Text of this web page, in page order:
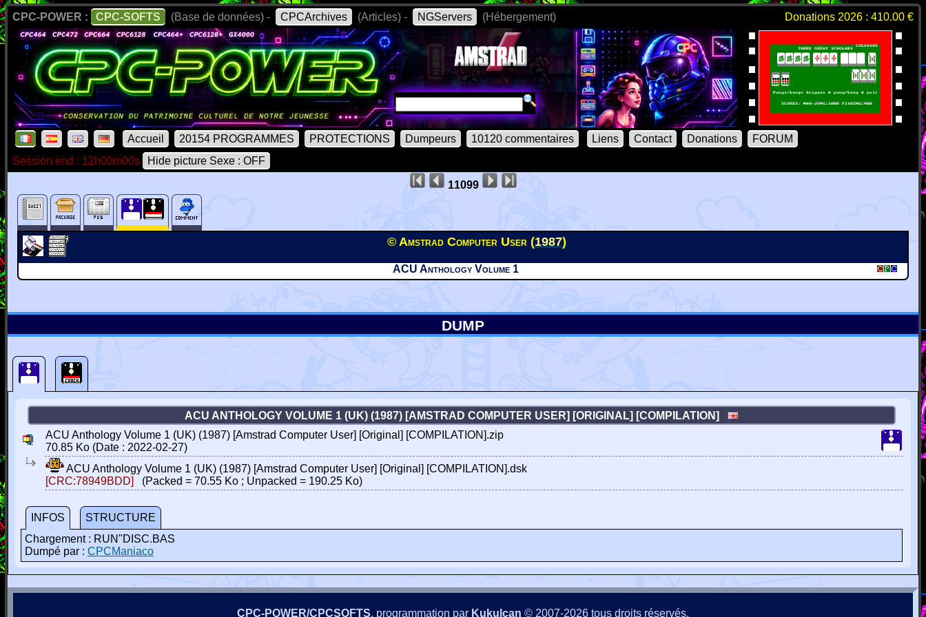
CPC-POWER : CPC-SOFTS (Base de données) - CPCArchives (Articles) - NGServers (Hébergement) Donations 2026 : 410.00 €
Accueil 20154 PROGRAMMES PROTECTIONS Dumpeurs 10120 commentaires Liens Contact Donations
FORUM
Session end : 12h00m00s
Hide picture Sexe : OFF
11099
© Amstrad Computer User (1987)
ACU Anthology Volume 1
DUMP
ACU ANTHOLOGY VOLUME 1 (UK) (1987) [AMSTRAD COMPUTER USER] [ORIGINAL] [COMPILATION]
ACU Anthology Volume 1 (UK) (1987) [Amstrad Computer User] [Original] [COMPILATION].zip
70.85 Ko (Date : 2022-02-27)
ACU Anthology Volume 1 (UK) (1987) [Amstrad Computer User] [Original] [COMPILATION].dsk
[CRC:78949BDD]
(Packed = 70.55 Ko ; Unpacked = 190.25 Ko)
INFOS
STRUCTURE
Chargement : RUN"DISC.BAS
Dumpé par : CPCManiaco
CPC-POWER/CPCSOFTS, programmation par Kukulcan © 2007-2026 tous droits réservés.